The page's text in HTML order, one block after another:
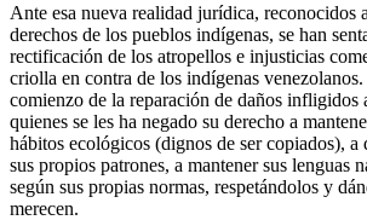
Ante esa nueva realidad jurídica, reconocidos
derechos de los pueblos indígenas, se han
rectificación de los atropellos e injusticias
criolla en contra de los indígenas
comienzo de la reparación de daños infligidos
quienes se les ha negado su derecho a
hábitos ecológicos (dignos de ser copiados), a
sus propios patrones, a mantener sus lenguas
según sus propias normas, respetándolos y
merecen.